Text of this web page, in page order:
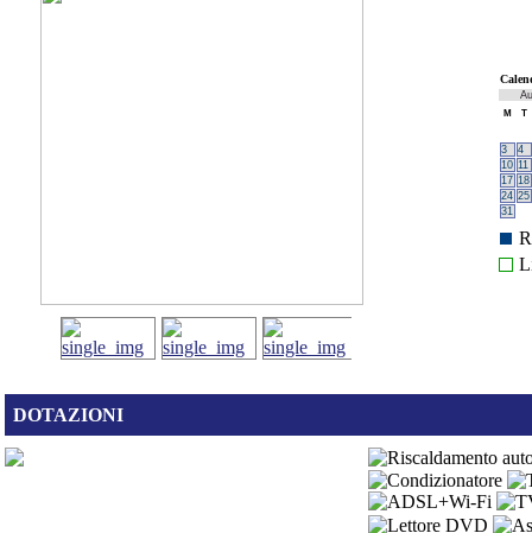
M T
3
4
10 11
17 18
24 25
31
DOTAZIONI